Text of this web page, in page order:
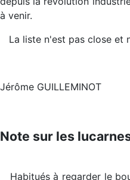
à venir.
La liste n'est pas close et
Jérôme GUILLEMINOT
Note sur les
Habitués à regarder le